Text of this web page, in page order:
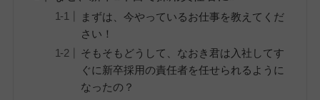
まずは、今やっているお仕事を教えてくだ
さい！
そもそもどうして、なおき君は入社してす
ぐに新卒採用の責任者を任せられるように
なったの？